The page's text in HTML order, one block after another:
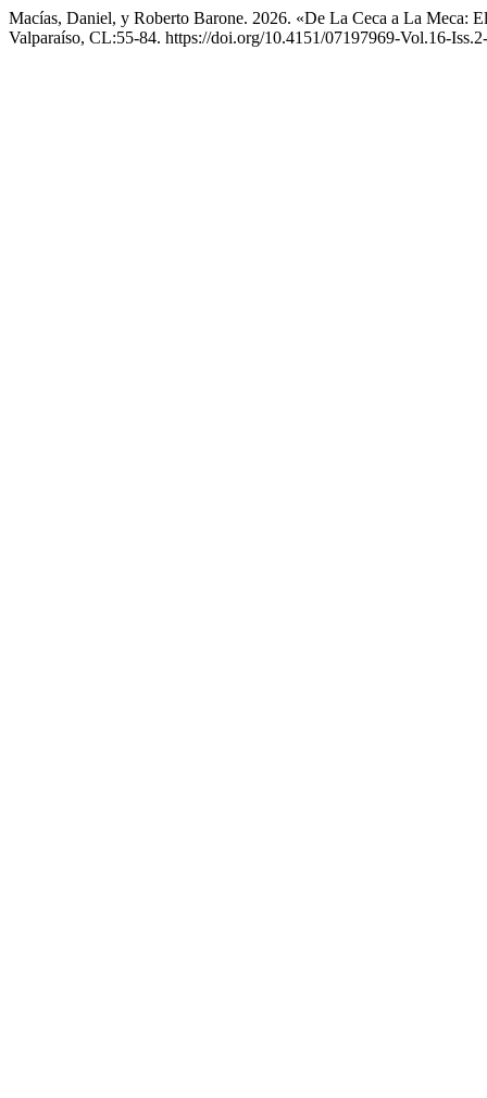
Macías, Daniel, y Roberto Barone. 2026. «De La Ceca a La Meca:
Valparaíso, CL:55-84. https://doi.org/10.4151/07197969-Vol.16-